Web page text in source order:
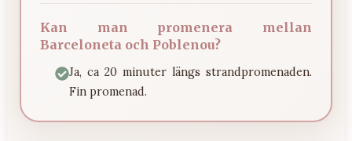
Kan man promenera mellan
Barceloneta och Poblenou?
Ja, ca 20 minuter längs strandpromenaden.
Fin promenad.